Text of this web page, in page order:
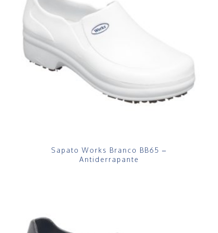
Sapato Works Branco BB65 –
Antiderrapante